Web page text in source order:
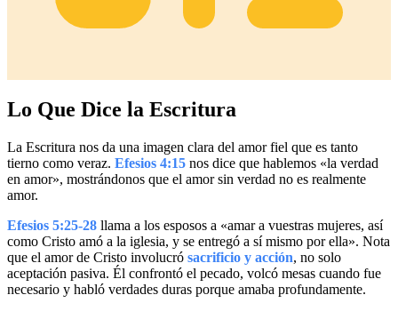
Lo Que Dice la Escritura
La Escritura nos da una imagen clara del amor fiel que es tanto
tierno como veraz. Efesios 4:15 nos dice que hablemos «la verdad
en amor», mostrándonos que el amor sin verdad no es realmente
amor.
Efesios 5:25-28 llama a los esposos a «amar a vuestras mujeres, así
como Cristo amó a la iglesia, y se entregó a sí mismo por ella». Nota
que el amor de Cristo involucró sacrificio y acción, no solo
aceptación pasiva. Él confrontó el pecado, volcó mesas cuando fue
necesario y habló verdades duras porque amaba profundamente.